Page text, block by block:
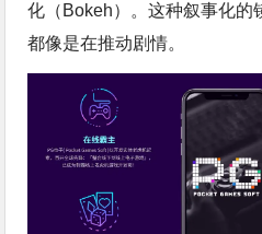
化（Bokeh）。这种叙事化的
都像是在推动剧情。